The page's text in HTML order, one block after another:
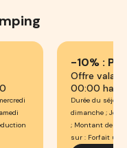
-10% :
Offre
00:00
Durée du séjour
dimanche ; Jour
; Montant de
sur : Forfait